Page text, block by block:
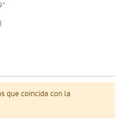
que coincida con la